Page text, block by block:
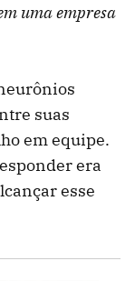
uma empresa
suas
em equipe.
era
esse